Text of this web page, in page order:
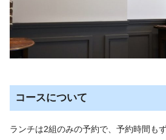
コースについて
ランチは2組のみの予約で、予約時間も